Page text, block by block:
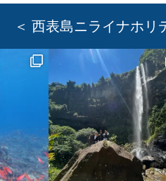
＜ 西表島ニライナホリ